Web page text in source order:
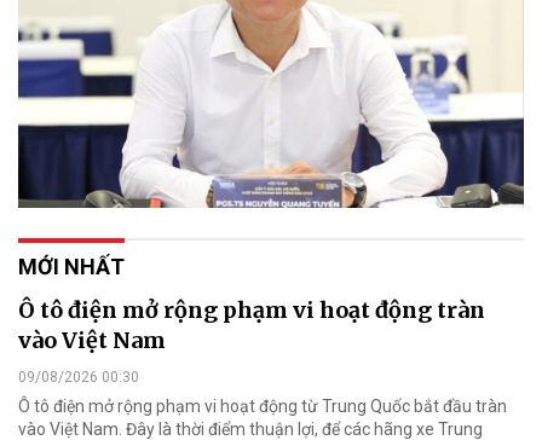
MỚI NHẤT
Ô tô điện mở rộng phạm vi hoạt động tràn
vào Việt Nam
09/08/2026 00:30
Ô tô điện mở rộng phạm vi hoạt động từ Trung Quốc bắt đầu tràn
vào Việt Nam. Đây là thời điểm thuận lợi, để các hãng xe Trung